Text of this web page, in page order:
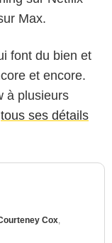
Max.
font du bien et
et encore.
à plusieurs
tous ses détails
Cox